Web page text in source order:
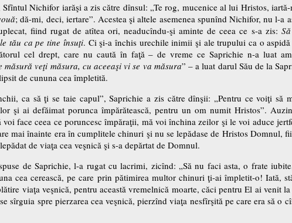
Nichifor iarăşi a zis către dînsul: „Te rog, mucenice al lui Hristos, iartă-
; dă-mi, deci, iertare”. Acestea şi altele asemenea spunînd Nichifor, nu l-a
fiind rugat de atîtea ori, neaducîndu-şi aminte de ceea ce s-a zis:
tău ca pe tine însuţi. Ci şi-a închis urechile inimii şi ale trupului ca o aspidă
cel drept, care nu caută în faţă – de vreme ce Saprichie n-a luat
măsură veţi măsura, cu aceeaşi vi se va măsura” – a luat darul Său de la
de cununa cea împletită.
ca să ţi se taie capul”, Saprichie a zis către dînşii: „Pentru ce voiţi să
şi ai defăimat porunca împărătească, pentru un om numit Hristos”.
face ceea ce poruncesc împăraţii, mă voi închina zeilor şi le voi aduce
mai înainte era în cumplitele chinuri şi nu se lepădase de Hristos Domnul,
de viaţa cea veşnică şi s-a depărtat de Domnul.
de Saprichie, l-a rugat cu lacrimi, zicînd: „Să nu faci asta, o frate
cea cerească, pe care prin pătimirea multor chinuri ţi-ai împletit-o! Iată,
viaţa veşnică, pentru această vremelnică moarte, căci pentru El ai venit
sîrguia spre pierzarea cea veşnică, pierzînd viaţa nesfîrşită pe care era să o